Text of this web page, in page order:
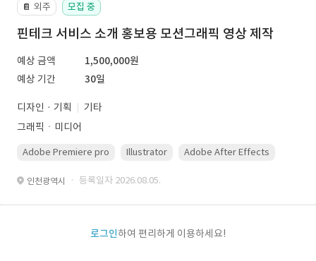
📔 외주 모집 중
핀테크 서비스 소개 홍보용 모션그래픽 영상 제작
예상 금액
1,500,000원
예상 기간
30일
디자인 · 기획
기타
그래픽ㆍ미디어
Adobe Premiere pro Illustrator Adobe After Effects
인천광역시 · 등록일자 2026.08.05.
로그인하여 편리하게 이용하세요!